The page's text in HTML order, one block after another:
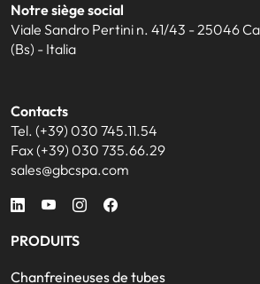
Notre siège social
Viale Sandro Pertini n. 41/43 - 25046
(Bs) - Italia
Contacts
Tel. (+39) 030 745.11.54
Fax (+39) 030 735.66.29
sales@gbcspa.com
PRODUITS
Chanfreineuses de tubes